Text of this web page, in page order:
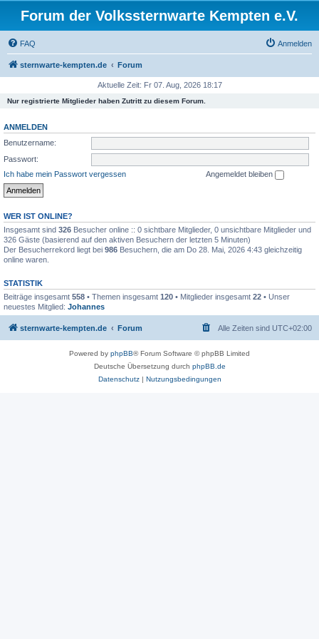
Forum der Volkssternwarte Kempten e.V.
FAQ Anmelden
sternwarte-kempten.de Forum
Aktuelle Zeit: Fr 07. Aug, 2026 18:17
Nur registrierte Mitglieder haben Zutritt zu diesem Forum.
ANMELDEN
Benutzername:
Passwort:
Ich habe mein Passwort vergessen
Angemeldet bleiben
WER IST ONLINE?
Insgesamt sind 326 Besucher online :: 0 sichtbare Mitglieder, 0 unsichtbare Mitglieder und
326 Gäste (basierend auf den aktiven Besuchern der letzten 5 Minuten)
Der Besucherrekord liegt bei 986 Besuchern, die am Do 28. Mai, 2026 4:43 gleichzeitig
online waren.
STATISTIK
Beiträge insgesamt 558 • Themen insgesamt 120 • Mitglieder insgesamt 22 • Unser
neuestes Mitglied: Johannes
sternwarte-kempten.de Forum Alle Zeiten sind UTC+02:00
Powered by phpBB® Forum Software © phpBB Limited
Deutsche Übersetzung durch phpBB.de
Datenschutz| Nutzungsbedingungen